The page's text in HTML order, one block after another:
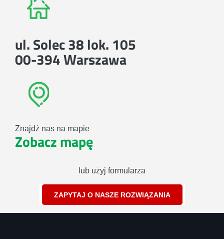
ul. Solec 38 lok. 105
00-394 Warszawa
Znajdź nas na mapie
Zobacz mapę
lub użyj formularza
ZAPYTAJ O NASZE ROZWIĄZANIA